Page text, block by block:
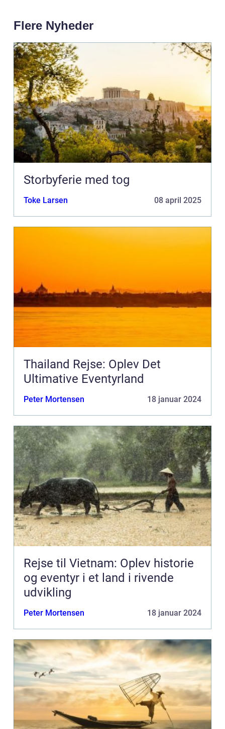
Flere Nyheder
Storbyferie med tog
Toke Larsen 08 april 2025
Thailand Rejse: Oplev Det
Ultimative Eventyrland
Peter Mortensen 18 januar 2024
Rejse til Vietnam: Oplev historie
og eventyr i et land i rivende
udvikling
Peter Mortensen 18 januar 2024